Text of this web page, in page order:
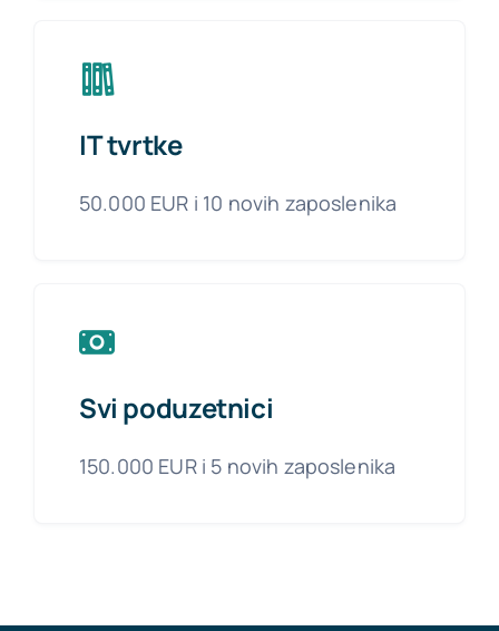
IT tvrtke
50.000 EUR i 10 novih zaposlenika
Svi poduzetnici
150.000 EUR i 5 novih zaposlenika